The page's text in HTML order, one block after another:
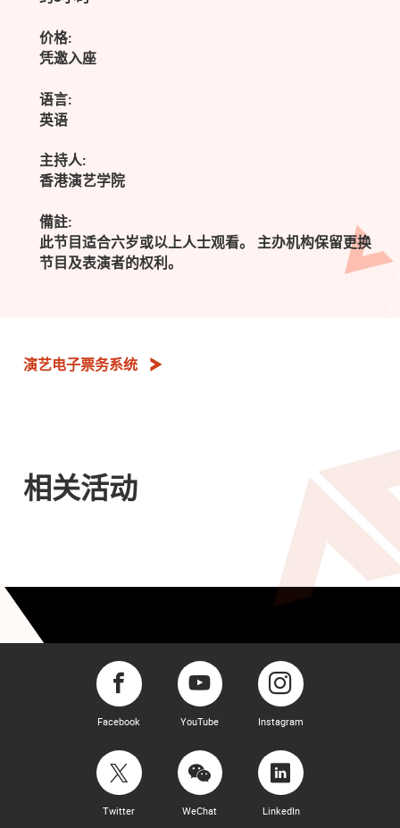
价格:
凭邀入座
语言:
英语
主持人:
香港演艺学院
備註:
此节目适合六岁或以上人士观看。 主办机构保留更换
节目及表演者的权利。
演艺电子票务系统
相关活动
Facebook YouTube Instagram
Twitter WeChat LinkedIn